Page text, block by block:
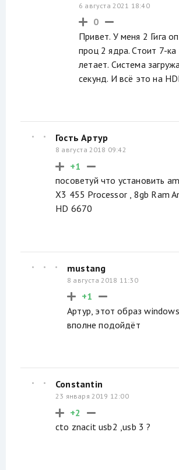
6 августа 2021 18:40
0
Привет. У меня 2 Гига
проц 2 ядра. Стоит 7-ка
летает. Система
секунд. И всё это на
Гость Артур
8 августа 2018 09:42
+1
посоветуй что установить
X3 455 Processor , 8gb Ram
HD 6670
mustang
8 августа 2018 11:30
+1
Артур, этот образ
вполне подойдёт
Constantin
23 января 2019 12:00
+2
cto znacit usb2 ,usb 3 ?